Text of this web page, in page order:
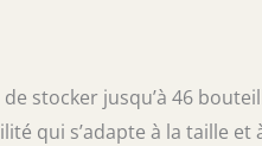
stocker jusqu’à 46
qui s’adapte à la taille